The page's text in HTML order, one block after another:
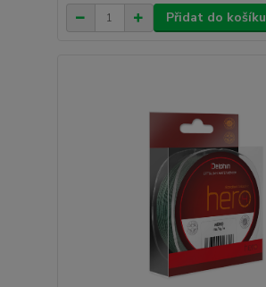
Přidat do košíku